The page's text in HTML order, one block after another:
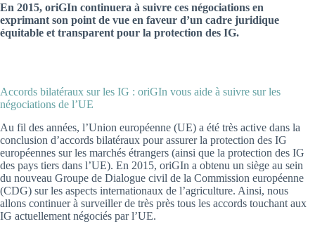
En 2015, oriGIn continuera à suivre ces négociations en
exprimant son point de vue en faveur d’un cadre juridique
équitable et transparent pour la protection des IG.
Accords bilatéraux sur les IG : oriGIn vous aide à suivre sur les
négociations de l’UE
Au fil des années, l’Union européenne (UE) a été très active dans la
conclusion d’accords bilatéraux pour assurer la protection des IG
européennes sur les marchés étrangers (ainsi que la protection des IG
des pays tiers dans l’UE). En 2015, oriGIn a obtenu un siège au sein
du nouveau Groupe de Dialogue civil de la Commission européenne
(CDG) sur les aspects internationaux de l’agriculture. Ainsi, nous
allons continuer à surveiller de très près tous les accords touchant aux
IG actuellement négociés par l’UE.